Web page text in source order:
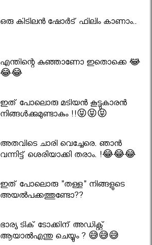
ഒരു കിടിലൻ ഷോർട് ഫിലിം കാണാം..
എന്തിന്റെ കുഞ്ഞാണോ ഇതൊക്കെ 😂
😂😂
ഇത് പോലൊരു മടിയൻ കൂട്ടുകാരൻ
നിങ്ങൾക്കുമുണ്ടാകും !!😝😝😝
അതവിടെ ചാരി വെച്ചേരെ. ഞാൻ
വന്നിട്ട് ശെരിയാക്കി തരാം. !😂😂😂
ഇത് പോലൊരു "തള്ള" നിങ്ങളുടെ
അയല്‍പക്കത്തുണ്ടോ??
ഭാര്യ ടിക് ടോക്കിന് അഡിക്റ്റ്
ആയാൽഎന്തു ചെയ്യും ? 😅😅😅